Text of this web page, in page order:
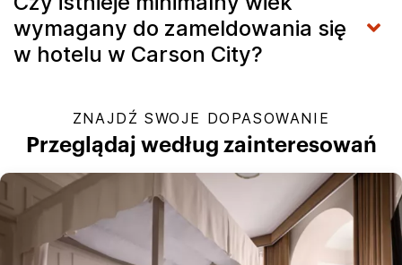
wymagany do zameldowania się
w hotelu w Carson City?
ZNAJDŹ SWOJE DOPASOWANIE
Przeglądaj według zainteresowań